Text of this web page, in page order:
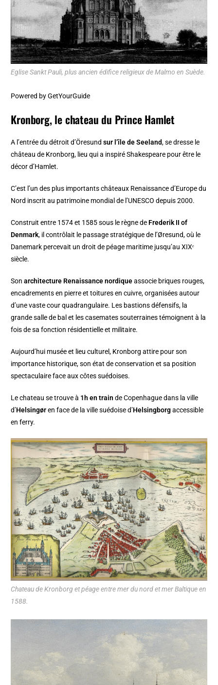
Eglise Sankt Pauli, plus ancien édifice religieux de Malmo en Suède.
Powered byGetYourGuide
Kronborg, le chateau du Prince Hamlet
A l’entrée du détroit d’Öresundsur l’île de Seeland, se dresse le
château de Kronborg, lieu qui a inspiréShakespeare pour être le
décor d’Hamlet.
C’est l’un des plus importants châteaux Renaissance d’Europe du
Nord inscrit au patrimoine mondial de l’UNESCO depuis 2000.
Construit entre 1574 et 1585 sous le règne de Frederik II of
Denmark, il contrôlait le passage stratégique de l’Øresund, où le
Danemark percevait un droit de péage maritime jusqu’au XIXᵉ
siècle.
Sonarchitecture Renaissance nordiqueassocie briques rouges,
encadrements en pierre et toitures en cuivre, organisées autour
d’une vaste cour quadrangulaire. Les bastions défensifs, la
grande salle de bal et les casemates souterraines témoignent à la
fois de sa fonction résidentielle et militaire.
Aujourd’hui musée et lieu culturel, Kronborg attire pour son
importance historique, son état de conservation et sa position
spectaculaire face aux côtes suédoises.
Le chateau se trouve à 1h en train de Copenhague dans la ville
d’Helsingøren face de la ville suédoise d’Helsingborgaccessible
en ferry.
Chateau de Kronborg et péage entre mer du nord et mer Baltique en
1588.